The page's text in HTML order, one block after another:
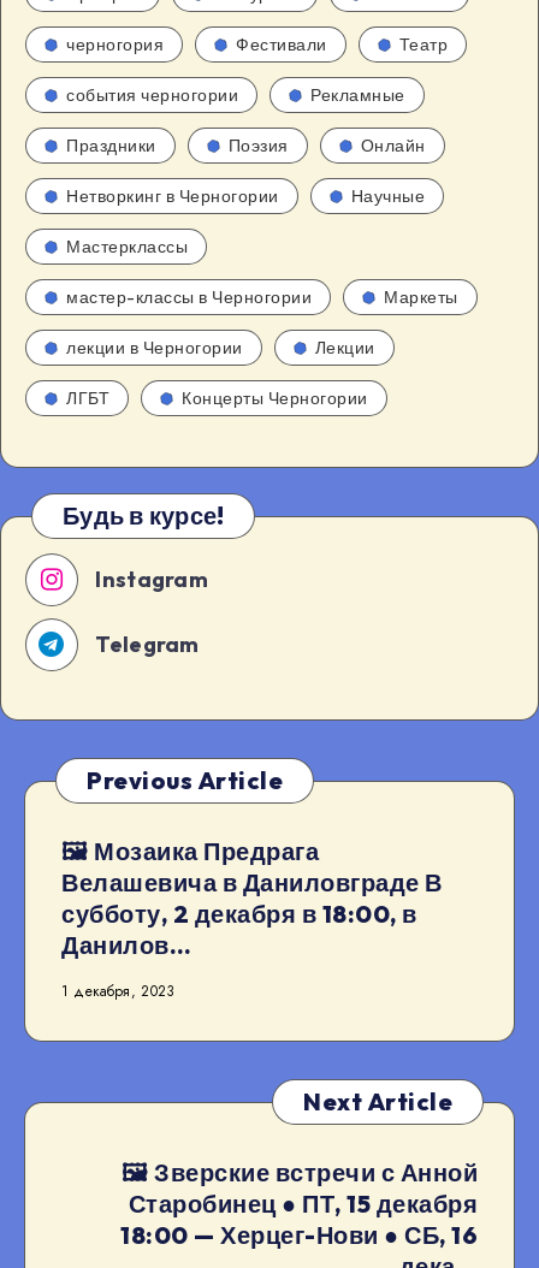
черногория Фестивали Театр
события черногории Рекламные
Праздники Поэзия Онлайн
Нетворкинг в Черногории Научные
Мастерклассы
мастер-классы в Черногории Маркеты
лекции в Черногории Лекции
ЛГБТ Концерты Черногории
Будь в курсе!
Instagram
Telegram
Previous Article
🖼 Мозаика Предрага
Велашевича в Даниловграде В
субботу, 2 декабря в 18:00, в
Данилов…
1 декабря, 2023
Next Article
🖼 Зверские встречи с Анной
Старобинец ● ПТ, 15 декабря
18:00 — Херцег-Нови ● СБ, 16